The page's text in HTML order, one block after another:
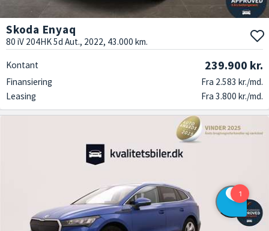
Skoda Enyaq
80 iV 204HK 5d Aut., 2022, 43.000 km.
Kontant 239.900 kr.
Finansiering
Fra 2.583 kr./md.
Leasing
Fra 3.800 kr./md.